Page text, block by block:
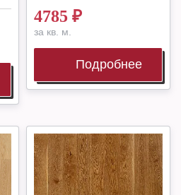
4785 ₽
за кв. м.
Подробнее